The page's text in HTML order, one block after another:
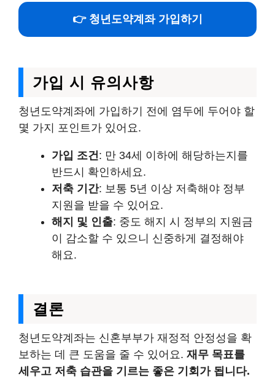
👉 청년도약계좌 가입하기
가입 시 유의사항
청년도약계좌에 가입하기 전에 염두에 두어야 할
몇 가지 포인트가 있어요.
가입 조건: 만 34세 이하에 해당하는지를
반드시 확인하세요.
저축 기간: 보통 5년 이상 저축해야 정부
지원을 받을 수 있어요.
해지 및 인출: 중도 해지 시 정부의 지원금
이 감소할 수 있으니 신중하게 결정해야
해요.
결론
청년도약계좌는 신혼부부가 재정적 안정성을 확
보하는 데 큰 도움을 줄 수 있어요. 재무 목표를
세우고 저축 습관을 기르는 좋은 기회가 됩니다.